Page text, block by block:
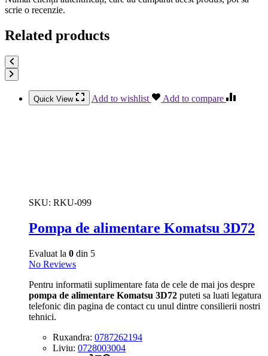
scrie o recenzie.
Related products
Quick View Add to wishlist Add to compare
SKU: RKU-099
Pompa de alimentare Komatsu 3D72
Evaluat la 0 din 5
No Reviews
Pentru informatii suplimentare fata de cele de mai jos despre
pompa de alimentare Komatsu 3D72 puteti sa luati legatura
telefonic din pagina de contact cu unul dintre consilierii nostri
tehnici.
Ruxandra: 0787262194
Liviu: 0728003004